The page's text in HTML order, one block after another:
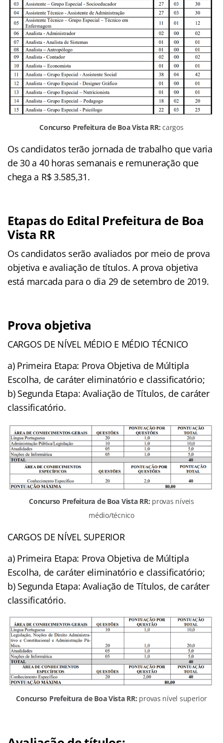
Concurso Prefeitura de Boa Vista RR: cargos
Os candidatos terão jornada de trabalho que varia
de 30 a 40 horas semanais e remuneração que
chega a R$ 3.585,31.
Etapas do Edital Prefeitura de Boa
Vista RR
Os candidatos serão avaliados por meio de prova
objetiva e avaliação de títulos. A prova objetiva
está marcada para o dia 29 de setembro de 2019.
Prova objetiva
CARGOS DE NÍVEL MÉDIO E MÉDIO TÉCNICO
a) Primeira Etapa: Prova Objetiva de Múltipla
Escolha, de caráter eliminatório e classificatório;
b) Segunda Etapa: Avaliação de Títulos, de caráter
classificatório.
Concurso Prefeitura de Boa Vista RR: provas níveis
médio/técnico
CARGOS DE NÍVEL SUPERIOR
a) Primeira Etapa: Prova Objetiva de Múltipla
Escolha, de caráter eliminatório e classificatório;
b) Segunda Etapa: Avaliação de Títulos, de caráter
classificatório.
Concurso Prefeitura de Boa Vista RR: provas nível superior